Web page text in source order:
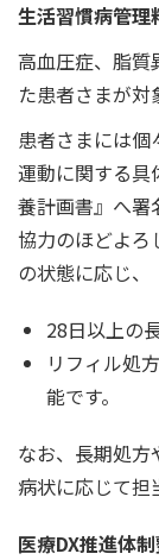
生活習慣病管
高血圧症、脂質
た患者さまが対
患者さまには個
運動に関する具
養計画書』へ署
協力のほどよろ
の状態に応じ、
28日以上の
リフィル処
能です。
なお、長期処方
病状に応じて担
医療DX推進体